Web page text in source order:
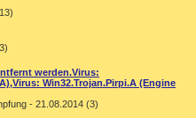
werden.Virus:
Win32.Trojan.Pirpi.A (Engine
- 21.08.2014 (3)